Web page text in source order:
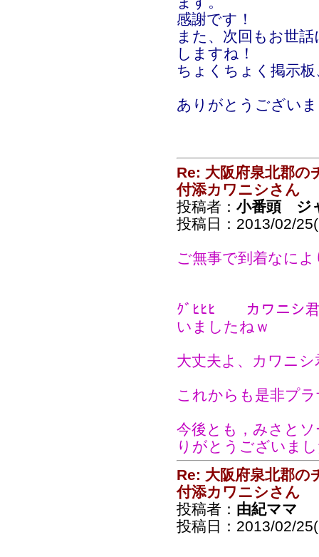
感謝です！
また、次回もお世
しますね！
ちょくちょく掲示
ありがとうござい
Re: 大阪府泉北郡の
付添カワニシさん
投稿者： 小番頭 ジ
投稿日：2013/02/
ご無事で到着なに
ｸﾞﾋﾋﾋ カワニシ君
いましたねｗ
大丈夫よ、カワニ
これからも是非プ
今後とも，みさと
りがとうございま
Re: 大阪府泉北郡の
付添カワニシさん
投稿者： 由紀ママ
投稿日：2013/02/